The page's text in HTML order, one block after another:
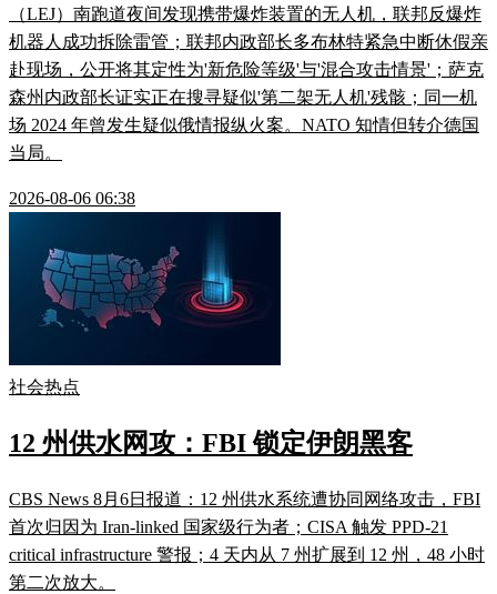
（LEJ）南跑道夜间发现携带爆炸装置的无人机，联邦反爆炸
机器人成功拆除雷管；联邦内政部长多布林特紧急中断休假亲
赴现场，公开将其定性为'新危险等级'与'混合攻击情景'；萨克
森州内政部长证实正在搜寻疑似'第二架无人机'残骸；同一机
场 2024 年曾发生疑似俄情报纵火案。NATO 知情但转介德国
当局。
2026-08-06 06:38
社会热点
12 州供水网攻：FBI 锁定伊朗黑客
CBS News 8月6日报道：12 州供水系统遭协同网络攻击，FBI
首次归因为 Iran-linked 国家级行为者；CISA 触发 PPD-21
critical infrastructure 警报；4 天内从 7 州扩展到 12 州，48 小时
第二次放大。